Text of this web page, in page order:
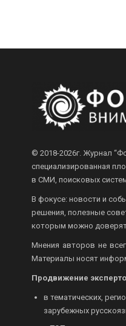
© 2018-2026г. Журнал
специализированная
в СМИ, поисковых
В фокусе: новости и
решения, полезные
которым можно
Мнения авторов не
Материалы носят
Продвижение
в тематических,
зарубежных